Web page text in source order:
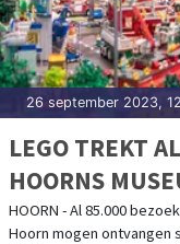
26 september 2023,
LEGO TREKT
HOORNS MUSEUM.
EXPOSITIE
HOORN - Al 85.000
Hoorn mogen ontvangen